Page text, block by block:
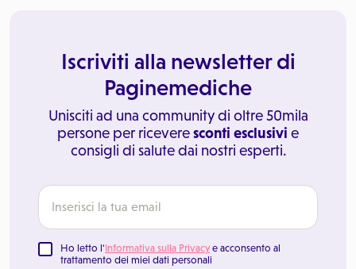
Iscriviti alla newsletter di
Paginemediche
Unisciti ad una community di oltre 50mila
persone per riceveresconti esclusivi e
consigli di salute dai nostri esperti.
Ho letto l'Informativa sulla Privacy e acconsento al
trattamento dei miei dati personali